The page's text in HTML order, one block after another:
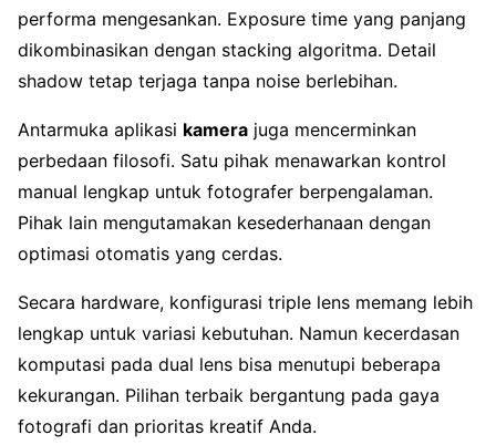
performa mengesankan. Exposure time yang panjang
dikombinasikan dengan stacking algoritma. Detail
shadow tetap terjaga tanpa noise berlebihan.
Antarmuka aplikasi kamera juga mencerminkan
perbedaan filosofi. Satu pihak menawarkan kontrol
manual lengkap untuk fotografer berpengalaman.
Pihak lain mengutamakan kesederhanaan dengan
optimasi otomatis yang cerdas.
Secara hardware, konfigurasi triple lens memang lebih
lengkap untuk variasi kebutuhan. Namun kecerdasan
komputasi pada dual lens bisa menutupi beberapa
kekurangan. Pilihan terbaik bergantung pada gaya
fotografi dan prioritas kreatif Anda.